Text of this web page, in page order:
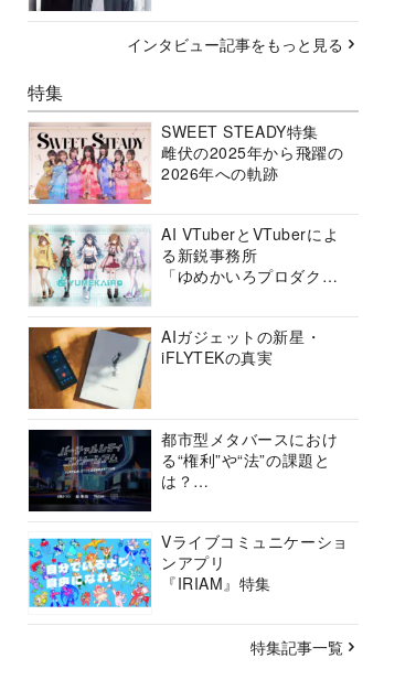
インタビュー記事をもっと見る
特集
SWEET STEADY特集
雌伏の2025年から飛躍の
2026年への軌跡
AI VTuberとVTuberによ
る新鋭事務所
「ゆめかいろプロダクシ
AIガジェットの新星・
iFLYTEKの真実
都市型メタバースにおけ
る“権利”や“法”の課題と
は？
ーシアムの挑戦に迫る
Vライブコミュニケーショ
ンアプリ
『IRIAM』特集
特集記事一覧